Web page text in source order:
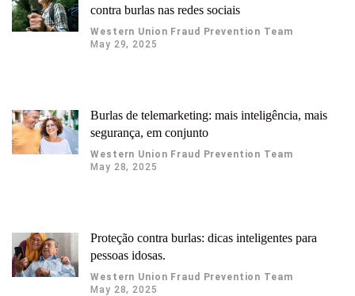
contra burlas nas redes sociais
Western Union Fraud Prevention Team
May 29, 2025
Burlas de telemarketing: mais inteligência, mais
segurança, em conjunto
Western Union Fraud Prevention Team
May 28, 2025
Proteção contra burlas: dicas inteligentes para
pessoas idosas.
Western Union Fraud Prevention Team
May 28, 2025